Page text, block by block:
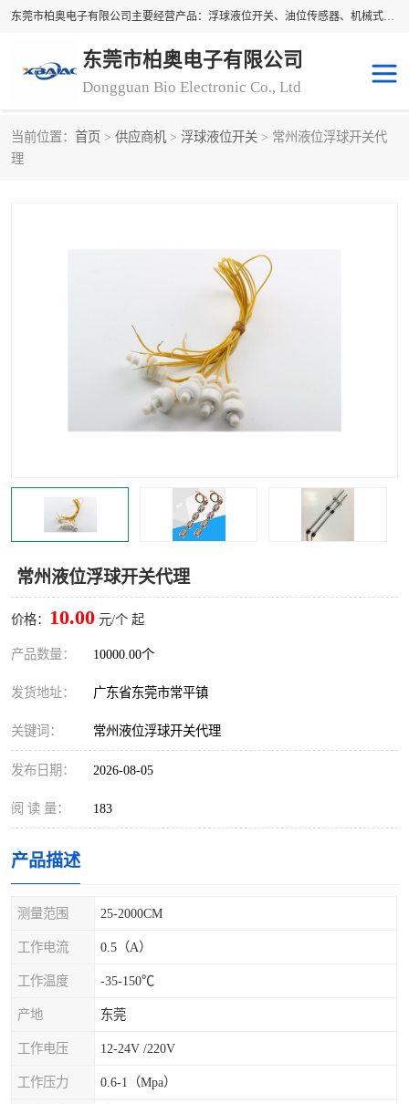
东莞市柏奥电子有限公司主要经营产品：浮球液位开关、油位传感器、机械式油表、浮球液位计、水位控制浮球阀、料位开关，水流开关、油水位控制配套仪表等。柏奥电子，您可信赖的合作伙伴
东莞市柏奥电子有限公司
Dongguan Bio Electronic Co., Ltd
当前位置： 首页 > 供应商机 > 浮球液位开关 > 常州液位浮球开关代
理
常州液位浮球开关代理
价格： 10.00 元/个 起
产品数量： 10000.00个
发货地址： 广东省东莞市常平镇
关键词： 常州液位浮球开关代理
发布日期： 2026-08-05
阅 读 量： 183
产品描述
测量范围 25-2000CM
工作电流 0.5（A）
工作温度 -35-150℃
产地 东莞
工作电压 12-24V /220V
工作压力 0.6-1（Mpa）
浮球阀
转速表